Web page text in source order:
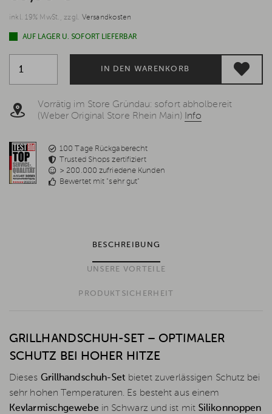
inkl. 19% MwSt., zzgl. Versandkosten
AUF LAGER U. SOFORT LIEFERBAR
IN DEN WARENKORB
Vorrätig im Store Gründau: sofort abholbereit
(Weber Original Store Rhein Main) Info
100 Tage Rückgaberecht
Trusted Shops zertifiziert
> 200.000 zufriedene Kunden
Bewertet mit "sehr gut"
BESCHREIBUNG
UNSERE VORTEILE
PRODUKTSICHERHEIT
GRILLHANDSCHUH-SET – OPTIMALER
SCHUTZ BEI HOHER HITZE
Dieses Grillhandschuh-Set bietet zuverlässigen Schutz bei
sehr hohen Temperaturen. Es besteht aus einem
Kevlarmischgewebe in Schwarz und ist mit Silikonnoppen